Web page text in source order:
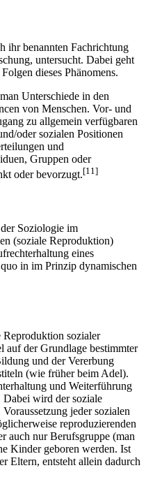
ihr benannten Fachrichtung
untersucht. Dabei geht
dieses Phänomens.
Unterschiede in den
von Menschen. Vor- und
zu allgemein verfügbaren
oder sozialen Positionen
und
Gruppen oder
oder bevorzugt.[11]
Soziologie im
(soziale Reproduktion)
eines
in im Prinzip dynamischen
Reproduktion sozialer
auf der Grundlage bestimmter
und der Vererbung
(wie früher beim Adel).
und Weiterführung
Dabei wird der soziale
jeder sozialen
reproduzierenden
auch nur Berufsgruppe (man
Kinder geboren werden. Ist
Eltern, entsteht allein dadurch